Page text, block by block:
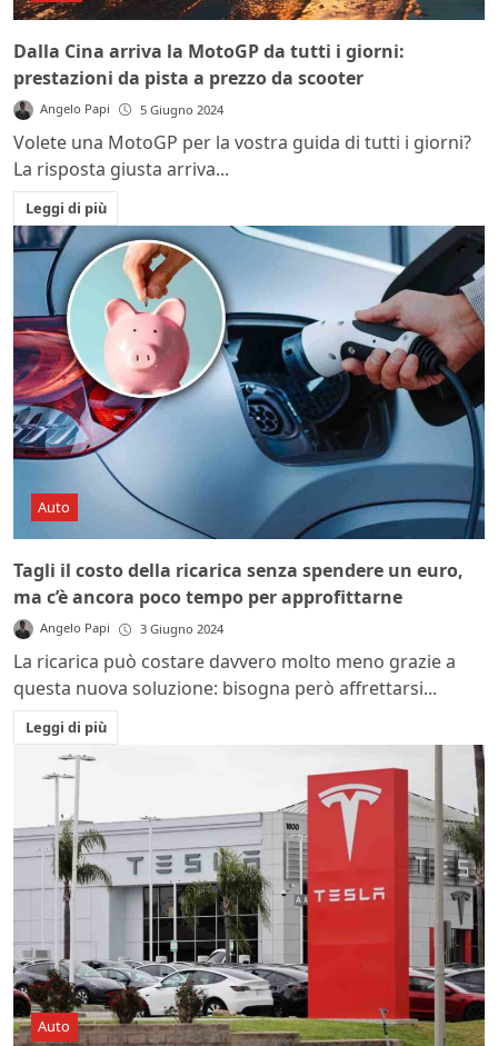
Dalla Cina arriva la MotoGP da tutti i giorni:
prestazioni da pista a prezzo da scooter
Angelo Papi 5 Giugno 2024
Volete una MotoGP per la vostra guida di tutti i giorni?
La risposta giusta arriva...
Leggi di più
Auto
Tagli il costo della ricarica senza spendere un euro,
ma c’è ancora poco tempo per approfittarne
Angelo Papi 3 Giugno 2024
La ricarica può costare davvero molto meno grazie a
questa nuova soluzione: bisogna però affrettarsi...
Leggi di più
Auto